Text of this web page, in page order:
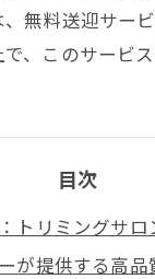
無料送迎サ
、このサービ
目次
トリミングサロ
が提供する高品